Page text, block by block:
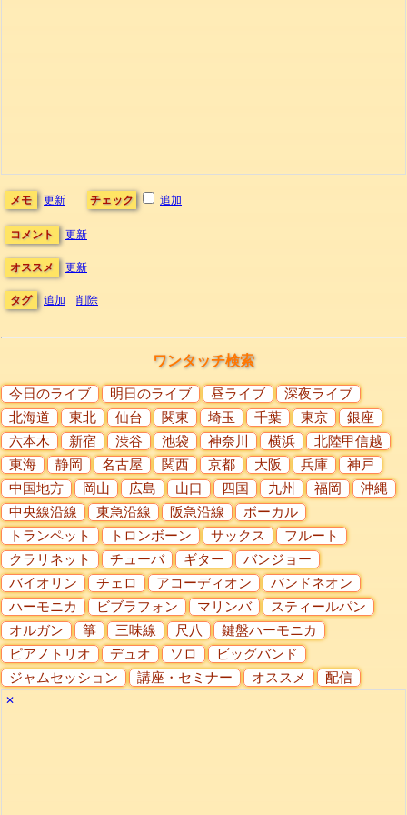
メモ 更新 チェック 追加
コメント 更新
オススメ 更新
タグ 追加 削除
ワンタッチ検索
今日のライブ 明日のライブ 昼ライブ
深夜ライブ
北海道
東北 仙台 関東 埼玉 千葉 東京
銀座
六本木
新宿 渋谷 池袋 神奈川 横浜
北陸甲信越
東海
静岡 名古屋 関西 京都 大阪 兵庫
神戸
中国地方
岡山 広島 山口 四国 九州 福岡
沖縄
中央線沿線
東急沿線 阪急沿線
ボーカル
トランペット
トロンボーン サックス
フルート
クラリネット
チューバ ギター
バンジョー
バイオリン
チェロ アコーディオン
バンドネオン
ハーモニカ
ビブラフォン マリンバ
スティールパン
オルガン
箏 三味線 尺八
鍵盤ハーモニカ
ピアノトリオ
デュオ ソロ
ビッグバンド
ジャムセッション
講座・セミナー オススメ 配信
✕